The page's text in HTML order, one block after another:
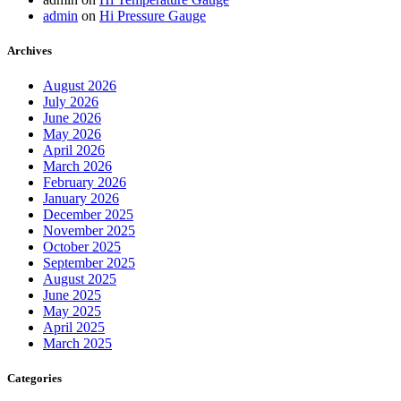
admin on Hi Pressure Gauge
Archives
August 2026
July 2026
June 2026
May 2026
April 2026
March 2026
February 2026
January 2026
December 2025
November 2025
October 2025
September 2025
August 2025
June 2025
May 2025
April 2025
March 2025
Categories